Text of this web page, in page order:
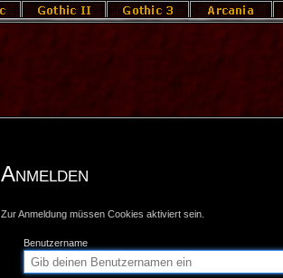
Anmelden
Zur Anmeldung müssen Cookies aktiviert sein.
Benutzername